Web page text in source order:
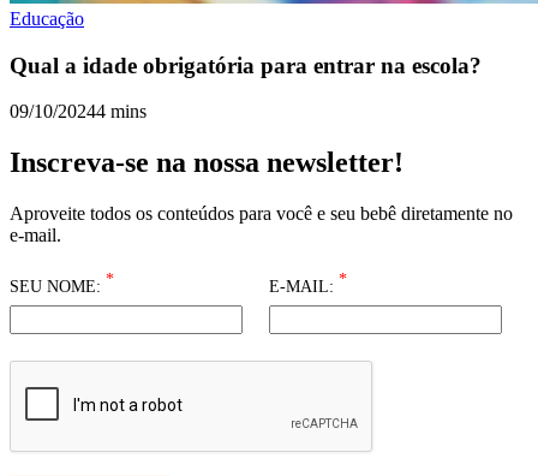
Educação
Qual a idade obrigatória para entrar na escola?
09/10/20244 mins
Inscreva-se na nossa newsletter!
Aproveite todos os conteúdos para você e seu bebê diretamente no
e-mail.
SEU NOME: * E-MAIL: *